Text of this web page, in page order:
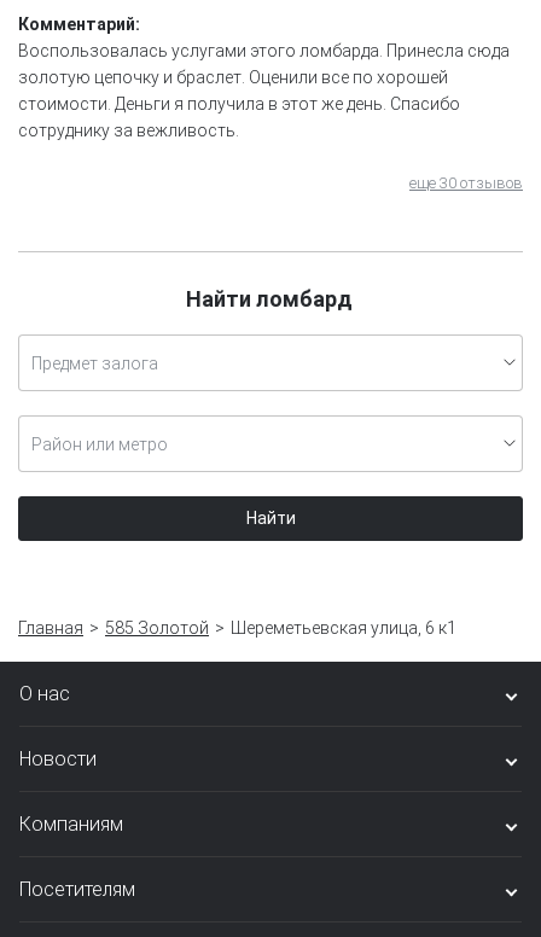
Комментарий:
Воспользовалась услугами этого ломбарда. Принесла сюда
золотую цепочку и браслет. Оценили все по хорошей
стоимости. Деньги я получила в этот же день. Спасибо
сотруднику за вежливость.
еще 30 отзывов
Найти ломбард
Предмет залога
Район или метро
Найти
Главная 585 Золотой Шереметьевская улица, 6 к1
О нас
Новости
Компаниям
Посетителям